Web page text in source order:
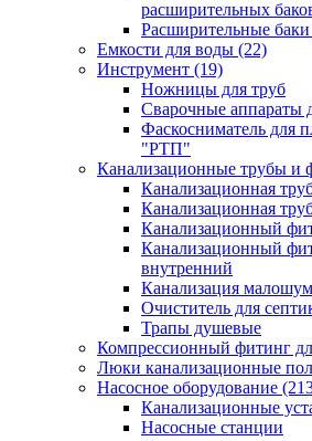
расширительных
Расширительные
Емкости для воды (22)
Инструмент (19)
Ножницы для труб
Сварочные аппараты
Фаскосниматель для
"РТП"
Канализационные трубы и
Канализационная
Канализационная
Канализационный
Канализационный
внутренний
Канализация
Очиститель для
Трапы душевые
Компрессионный фитинг
Люки канализационные
Насосное оборудование
Канализационные
Насосные станции